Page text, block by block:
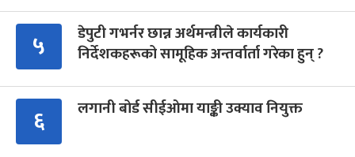
५
डेपुटी गभर्नर छान्न अर्थमन्त्रीले कार्यकारी
निर्देशकहरूको सामूहिक अन्तर्वार्ता गरेका हुन् ?
६ लगानी बोर्ड सीईओमा याङ्की उक्याव नियुक्त